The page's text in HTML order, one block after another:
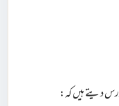
دیتے ہیں کہ: